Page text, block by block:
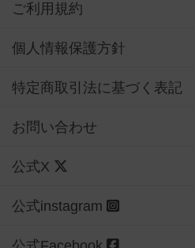
ご利用規約
個人情報保護方針
特定商取引法に基づく表記
お問い合わせ
公式X
公式instagram